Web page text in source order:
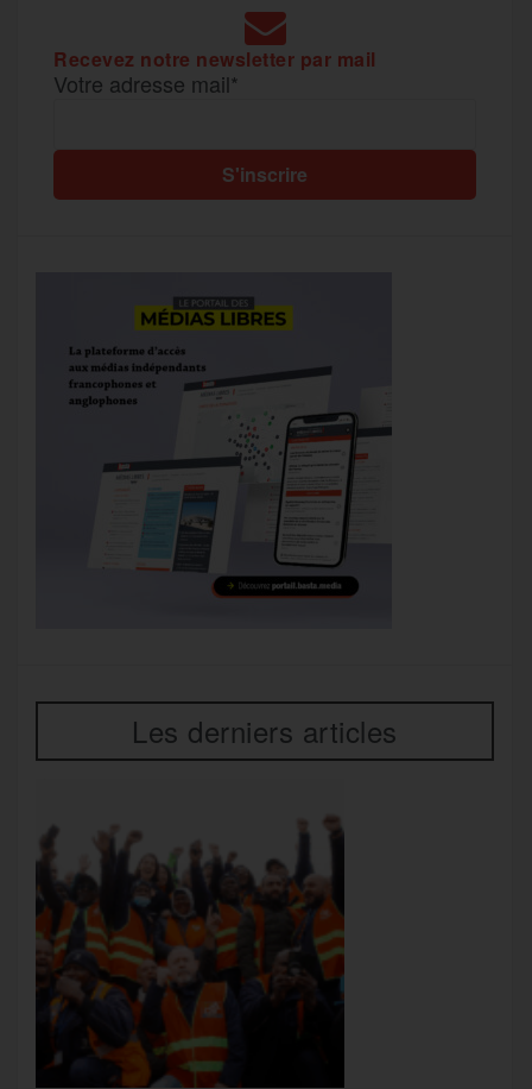
Recevez notre newsletter par mail
Votre adresse mail*
Les derniers articles